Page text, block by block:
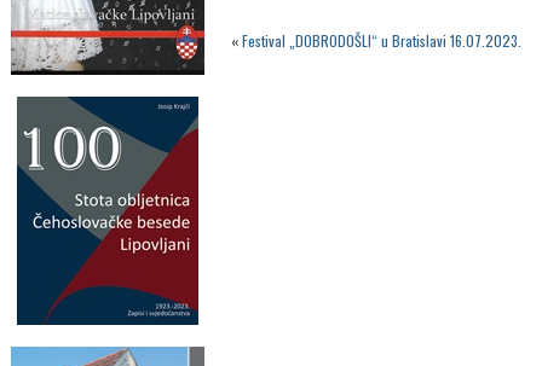
«Festival „DOBRODOŠLI“ u Bratislavi 16.07.2023.